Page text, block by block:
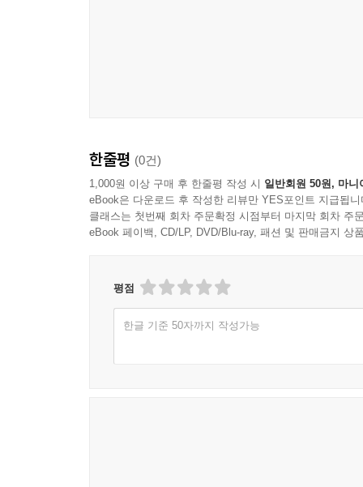
바라볼 수 있는 안목을 가져야 할 것이다. 그 일을
---「나가는 말」중에서
상향된 온실가스 감축목표와 ‘2050 탄소중립 시
기후변화 문제를 제대로 이해하려면, 그리고 사람
한다고도 강력히 주장한다.
한줄평 (0건)
1,000원 이상 구매 후 한줄평 작성 시 일반회원 50원, 마니
eBook은 다운로드 후 작성한 리뷰만 YES포인트 지급됩니
클래스는 첫번째 회차 주문확정 시점부터 마지막 회차 주
eBook 페이백, CD/LP, DVD/Blu-ray, 패션 및 판매금지 상
평점
한글 기준 50자까지 작성가능